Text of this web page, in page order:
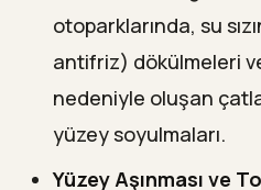
otoparklarında, su
antifriz) dökülmeleri
nedeniyle oluşan
yüzey soyulmaları.
Yüzey Aşınması ve